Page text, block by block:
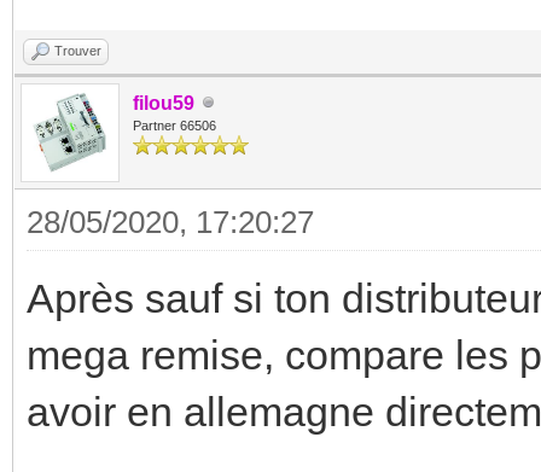
Trouver
filou59
Partner 66506
28/05/2020, 17:20:27
Après sauf si ton
mega remise, compare les
avoir en allemagne